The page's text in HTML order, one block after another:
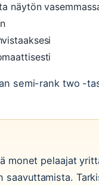
näytön
semi-rank two -
monet pelaajat